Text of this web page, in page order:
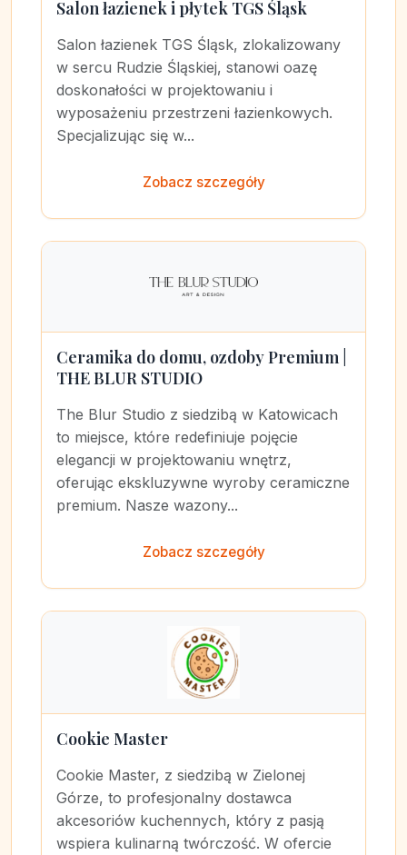
Salon łazienek i płytek TGS Śląsk
Salon łazienek TGS Śląsk, zlokalizowany
w sercu Rudzie Śląskiej, stanowi oazę
doskonałości w projektowaniu i
wyposażeniu przestrzeni łazienkowych.
Specjalizując się w...
Zobacz szczegóły
Ceramika do domu, ozdoby Premium |
THE BLUR STUDIO
The Blur Studio z siedzibą w Katowicach
to miejsce, które redefiniuje pojęcie
elegancji w projektowaniu wnętrz,
oferując ekskluzywne wyroby ceramiczne
premium. Nasze wazony...
Zobacz szczegóły
Cookie Master
Cookie Master, z siedzibą w Zielonej
Górze, to profesjonalny dostawca
akcesoriów kuchennych, który z pasją
wspiera kulinarną twórczość. W ofercie